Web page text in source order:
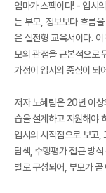
엄마가 스펙이다! - 입시
는 부모, 정보보다 흐름
은 실전형 교육서이다. 이
모의 관점을 근본적으로
가정이 입시의 중심이 되
저자 노혜림은 20년 이
습을 설계하고 지원해야
입시의 시작점으로 보고,
탐색, 수행평가 접근 방
별로 구성되어, 부모가